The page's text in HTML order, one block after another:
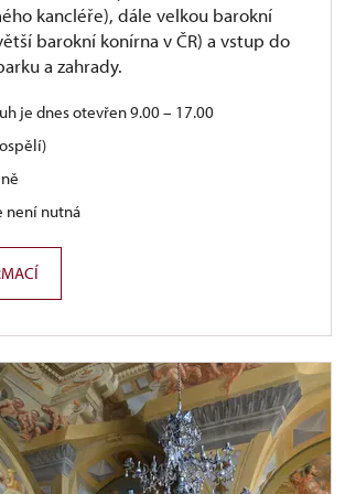
kancléře), dále velkou barokní
barokní konírna v ČR) a vstup do
a zahrady.
je dnes otevřen 9.00 – 17.00
není nutná